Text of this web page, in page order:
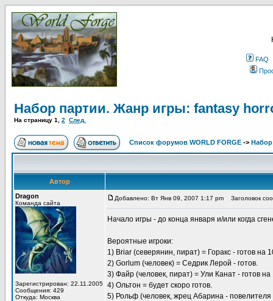
FAQ
Набор партии. Жанр игры: fantasy
На страницу 1 2 След.
Список форумов WORLD FORGE ->
Автор
Dragon
Команда сайта
Зарегистрирован: 22.11.2005
Сообщения: 429
Откуда: Москва
Добавлено: Вт Янв 09, 2007 1:17 pm Заголовок
Начало игры - до конца января и/или когда
Вероятные игроки:
1) Briar (северянин, пират) = Горакс - готов на
2) Gorlum (человек) = Седрик Лерой - готов.
3) Файр (человек, пират) = Ули Канат - готов на
4) Ольтон = будет скоро готов.
5) Рольф (человек, жрец Абарина -